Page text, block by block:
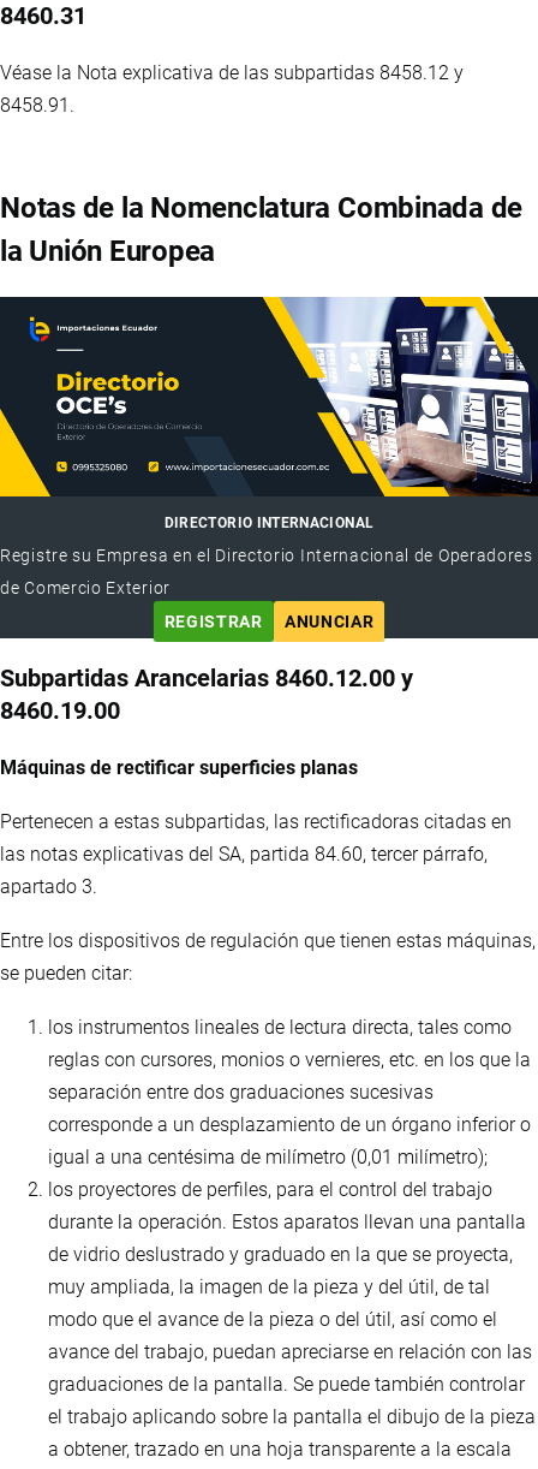
8460.31
Véase la Nota explicativa de las subpartidas 8458.12 y
8458.91.
Notas de la Nomenclatura Combinada de
la Unión Europea
DIRECTORIO INTERNACIONAL
Registre su Empresa en el Directorio Internacional de Operadores
de Comercio Exterior
REGISTRAR
ANUNCIAR
Subpartidas Arancelarias 8460.12.00 y
8460.19.00
Máquinas de rectificar superficies planas
Pertenecen a estas subpartidas, las rectificadoras citadas en
las notas explicativas del SA, partida 84.60, tercer párrafo,
apartado 3.
Entre los dispositivos de regulación que tienen estas máquinas,
se pueden citar:
los instrumentos lineales de lectura directa, tales como
reglas con cursores, monios o vernieres, etc. en los que la
separación entre dos graduaciones sucesivas
corresponde a un desplazamiento de un órgano inferior o
igual a una centésima de milímetro (0,01 milímetro);
los proyectores de perfiles, para el control del trabajo
durante la operación. Estos aparatos llevan una pantalla
de vidrio deslustrado y graduado en la que se proyecta,
muy ampliada, la imagen de la pieza y del útil, de tal
modo que el avance de la pieza o del útil, así como el
avance del trabajo, puedan apreciarse en relación con las
graduaciones de la pantalla. Se puede también controlar
el trabajo aplicando sobre la pantalla el dibujo de la pieza
a obtener, trazado en una hoja transparente a la escala